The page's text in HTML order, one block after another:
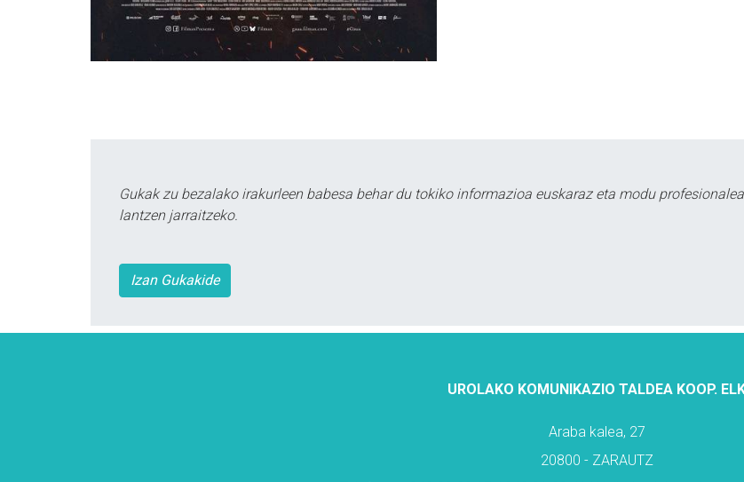
Gukak zu bezalako irakurleen babesa behar du tokiko informazioa euskaraz eta modu
lantzen jarraitzeko.
Izan Gukakide
UROLAKO KOMUNIKAZIO TALDEA KOOP.
Araba kalea, 27
20800 - ZARAUTZ